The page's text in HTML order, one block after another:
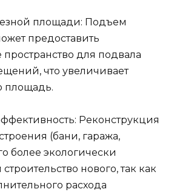
площади: Подъем
предоставить
для подвала
что увеличивает
площадь.
Реконструкция
(бани, гаража,
более экологически
нового, так как
расхода